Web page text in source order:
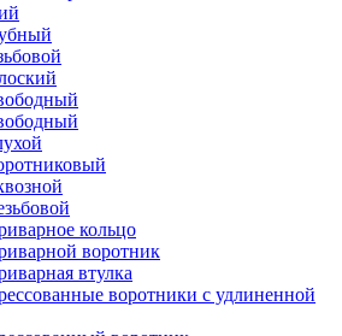
кольцо
воротник
втулка
воротники с удлиненной